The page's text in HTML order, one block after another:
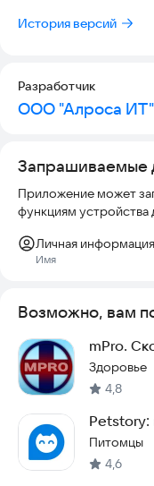
История версий
Разработчик
ООО "Алроса ИТ"
Запрашиваемые
Приложение может
функциям
Личная информация
Имя
Возможно, вам
mPro.
Здоровье
4,8
Petstory:
Питомцы
4,6